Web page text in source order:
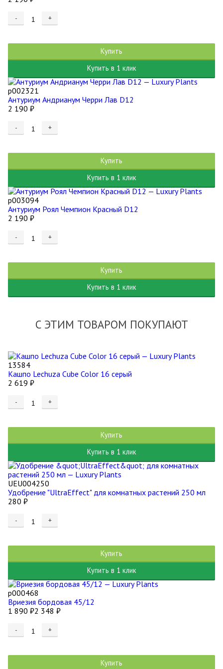
- +
Купить
Купить в 1 клик
р002321
Антуриум Андрианум Черри Лав D12
2 190 ₽
- +
Купить
Купить в 1 клик
р003094
Антуриум Роял Чемпион Красный D12
2 190 ₽
- +
Купить
Купить в 1 клик
С ЭТИМ ТОВАРОМ ПОКУПАЮТ
13584
Кашпо Lechuza Cube Color 16 серый
2 619 ₽
- +
Купить
Купить в 1 клик
UEU004250
Удобрение "UltraEffect" для комнатных растений 250 мл
280 ₽
- +
Купить
Купить в 1 клик
р000468
Вриезия бордовая 45/12
1 890 ₽2 348 ₽
- +
Купить